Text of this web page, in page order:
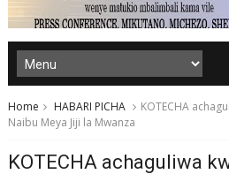
Home HABARI PICHA
KOTECHA
Naibu Meya Jiji la Mwanza
KOTECHA achaguliwa